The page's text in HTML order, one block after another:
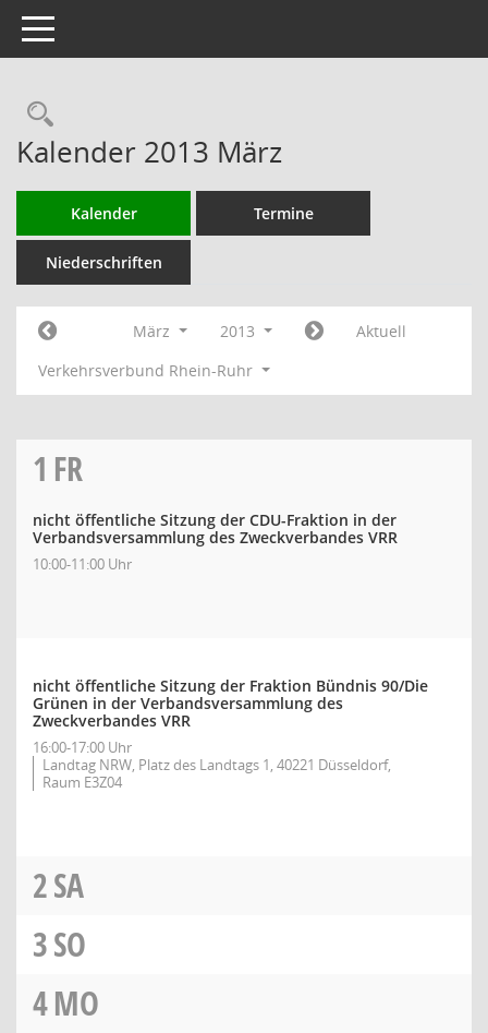
Toggle navigation
Rechercheauswahl
Kalender 2013 März
Kalender Termine
Niederschriften
März 2013
Aktuell
Verkehrsverbund Rhein-Ruhr
1 FR
nicht öffentliche Sitzung der CDU-Fraktion in der
Verbandsversammlung des Zweckverbandes VRR
10:00-11:00 Uhr
nicht öffentliche Sitzung der Fraktion Bündnis 90/Die
Grünen in der Verbandsversammlung des
Zweckverbandes VRR
16:00-17:00 Uhr
Landtag NRW, Platz des Landtags 1, 40221 Düsseldorf,
Raum E3Z04
2SA
3SO
4MO